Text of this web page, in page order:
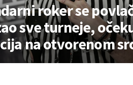
roker se
sve turneje,
na otvorenom